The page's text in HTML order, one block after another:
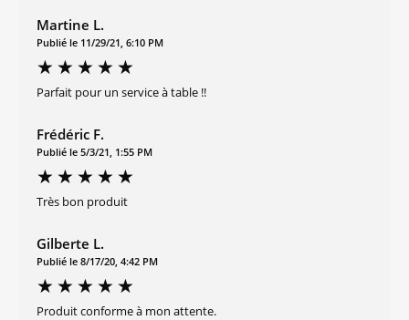
Martine L.
Publié le 11/29/21, 6:10 PM
Parfait pour un service à table !!
Frédéric F.
Publié le 5/3/21, 1:55 PM
Très bon produit
Gilberte L.
Publié le 8/17/20, 4:42 PM
Produit conforme à mon attente.